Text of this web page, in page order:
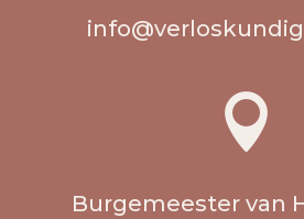

Burgemeester van